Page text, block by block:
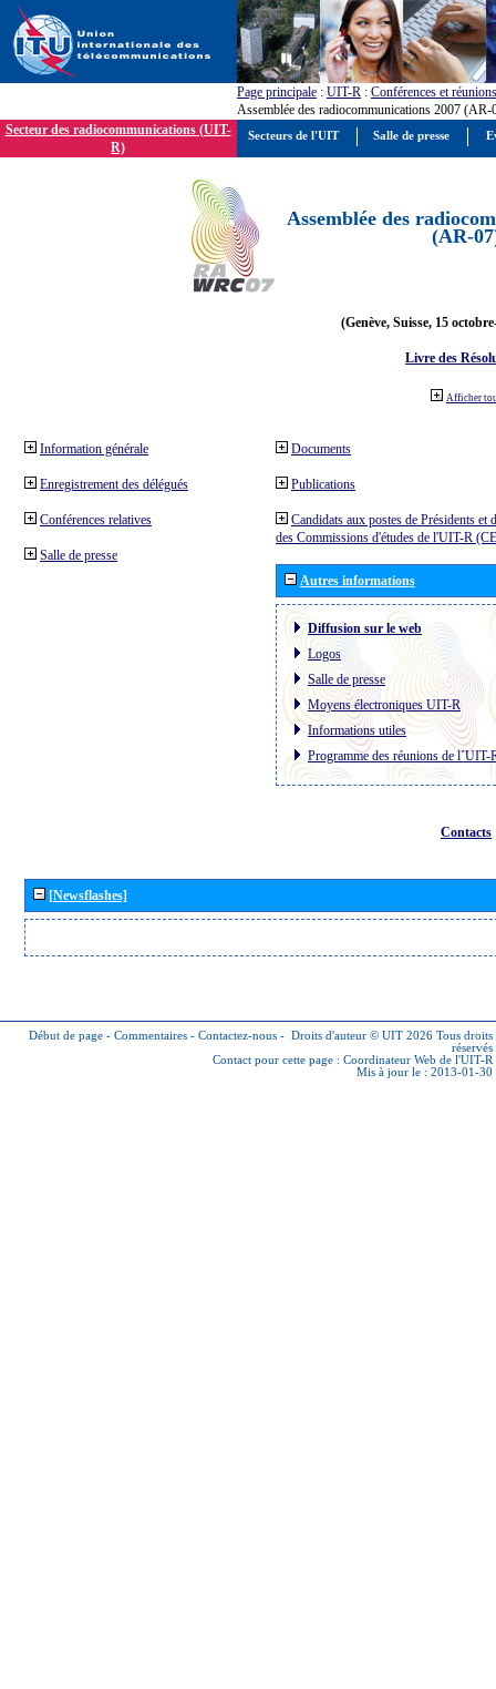
Page principale : UIT-R : Conférences et réunions
Assemblée des radiocommunications 2007 (AR-
Secteur des radiocommunications (UIT-
R)
Assemblée des
(AR-
(Genève, Suisse, 15
Livre des
Afficher
Information générale
Enregistrement des délégués
Conférences relatives
Salle de presse
Documents
Publications
Candidats aux postes de Présidents et
des Commissions d'études de l'UIT-R
Autres informations
Diffusion sur le web
Logos
Salle de presse
Moyens électroniques UIT-R
Informations utiles
Programme des réunions de l´UIT-
Contacts
[Newsflashes]
Début de page - Commentaires - Contactez-nous - Droits d'auteur © UIT 2026 Tous droits
réservés
Contact pour cette page : Coordinateur Web de l'UIT-R
Mis à jour le : 2013-01-30
Secteurs de l'UIT Salle de presse